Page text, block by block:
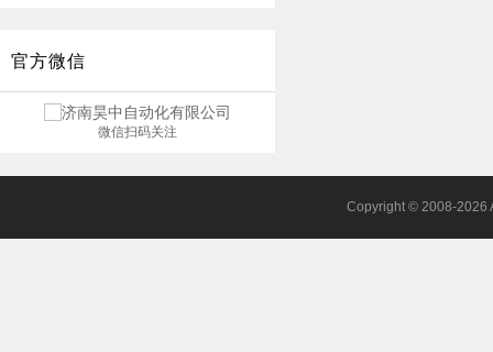
官方微信
微信扫码关注
Copyright © 2008-2026